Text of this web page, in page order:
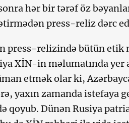
hər bir tərəf öz
press-reliz dərc
press-relizində bütün etik
XİN-in məlumatında yer
etmək olar ki,
yaxın zamanda istefaya
qoyub. Dünən Rusiya